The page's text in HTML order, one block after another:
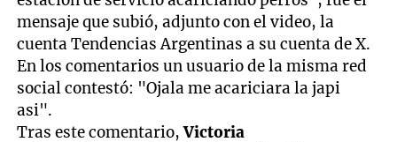
mensaje que subió, adjunto con el video, la
cuenta Tendencias Argentinas a su cuenta de X.
En los comentarios un usuario de la misma red
social contestó: "Ojala me acariciara la japi
asi".
Tras este comentario,Victoria